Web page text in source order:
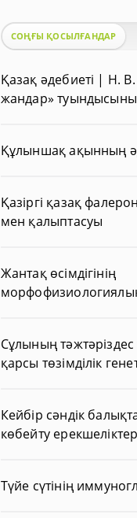
СОҢҒЫ ҚОСЫЛҒАНДАР
Қазақ әдебиеті | Н. В.
жандар»
Құлыншақ ақынның
Қазіргі қазақ
мен қалыптасуы
Жантақ өсімдігінің
Сұлының
қарсы төзімділік
Кейбір сәндік
көбейту
Түйе сүтінің